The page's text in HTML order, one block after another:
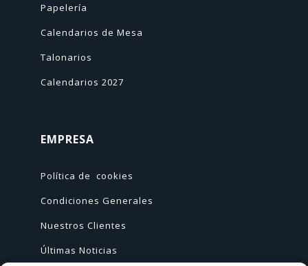
Papelería
Calendarios de Mesa
Talonarios
Calendarios 2027
EMPRESA
Política de cookies
Condiciones Generales
Nuestros Clientes
Últimas Noticias